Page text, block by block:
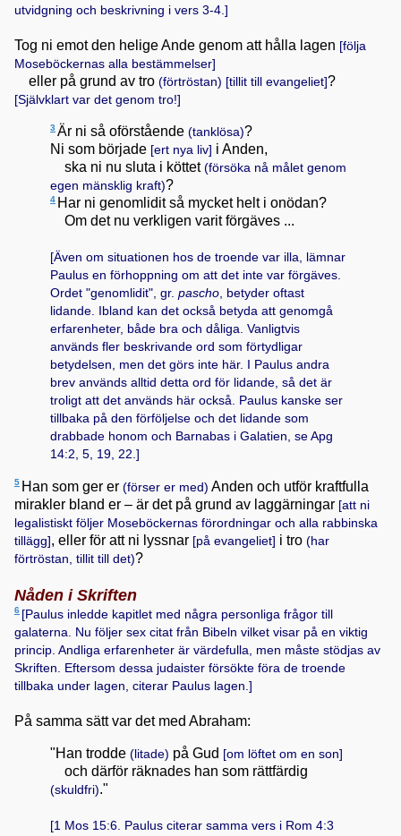
utvidgning och beskrivning i vers 3-4.]
Tog ni emot den helige Ande genom att hålla lagen [följa
Moseböckernas alla bestämmelser]
eller på grund av tro (förtröstan) [tillit till evangeliet]?
[Självklart var det genom tro!]
3Är ni så oförstående (tanklösa)?
Ni som började [ert nya liv] i Anden,
ska ni nu sluta i köttet (försöka nå målet genom
egen mänsklig kraft)?
4 Har ni genomlidit så mycket helt i onödan?
Om det nu verkligen varit förgäves ...
[Även om situationen hos de troende var illa, lämnar
Paulus en förhoppning om att det inte var förgäves.
Ordet "genomlidit", gr. pascho, betyder oftast
lidande. Ibland kan det också betyda att genomgå
erfarenheter, både bra och dåliga. Vanligtvis
används fler beskrivande ord som förtydligar
betydelsen, men det görs inte här. I Paulus andra
brev används alltid detta ord för lidande, så det är
troligt att det används här också. Paulus kanske ser
tillbaka på den förföljelse och det lidande som
drabbade honom och Barnabas i Galatien, se Apg
14:2, 5, 19, 22.]
5 Han som ger er (förser er med) Anden och utför kraftfulla
mirakler bland er – är det på grund av laggärningar [att ni
legalistiskt följer Moseböckernas förordningar och alla rabbinska
tillägg], eller för att ni lyssnar [på evangeliet] i tro (har
förtröstan, tillit till det)?
Nåden i Skriften
6 [Paulus inledde kapitlet med några personliga frågor till
galaterna. Nu följer sex citat från Bibeln vilket visar på en viktig
princip. Andliga erfarenheter är värdefulla, men måste stödjas av
Skriften. Eftersom dessa judaister försökte föra de troende
tillbaka under lagen, citerar Paulus lagen.]
På samma sätt var det med Abraham:
"Han trodde (litade) på Gud [om löftet om en son]
och därför räknades han som rättfärdig
(skuldfri)."
[1 Mos 15:6. Paulus citerar samma vers i Rom 4:3